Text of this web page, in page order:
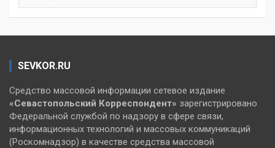
SEVKOR.RU
Средство массовой информации сетевое издание
«Севастопольский Корреспондент» зарегистрировано
Федеральной службой по надзору в сфере связи,
информационных технологий и массовых коммуникаций
(Роскомнадзор) в качестве средства массовой